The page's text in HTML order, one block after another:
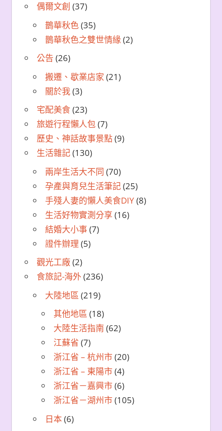
偶爾文創 (37)
鵲華秋色(35)
鵲華秋色之雙世情緣(2)
公告 (26)
搬遷、歇業店家 (21)
關於我(3)
宅配美食(23)
旅遊行程懶人包(7)
歷史、神話故事景點(9)
生活雜記(130)
兩岸生活大不同 (70)
孕產與育兒生活筆記(25)
手殘人妻的懶人美食DIY(8)
生活好物實測分享 (16)
結婚大小事(7)
證件辦理 (5)
觀光工廠(2)
食旅記-海外(236)
大陸地區 (219)
其他地區 (18)
大陸生活指南 (62)
江蘇省 (7)
浙江省 – 杭州市(20)
浙江省 – 東陽市(4)
浙江省－嘉興市(6)
浙江省－湖州市(105)
日本(6)